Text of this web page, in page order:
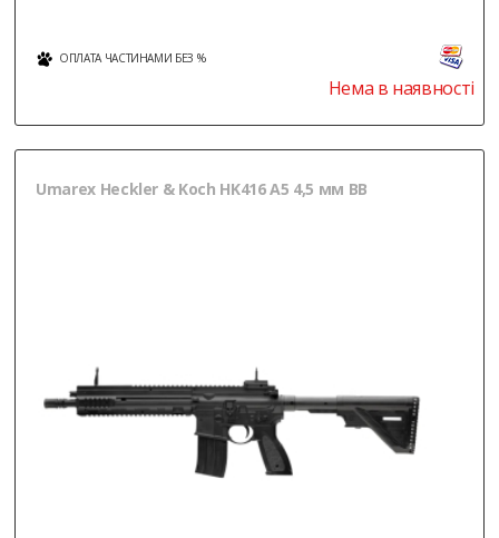
ОПЛАТА ЧАСТИНАМИ БЕЗ %
Нема в наявності
Umarex Heckler & Koch HK416 A5 4,5 мм BB